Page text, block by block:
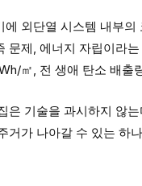
에 외단열 시스템 내부
문제, 에너지 자립이라
㎡, 전 생애 탄소 배출
은 기술을 과시하지 않
거가 나아갈 수 있는 하